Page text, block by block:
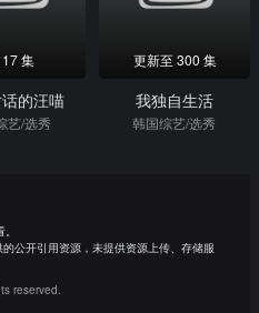
集
的汪喵
艺/选秀
更新至 300 集
我独自生活
韩国综艺/选秀
公开引用资源，未提供资源上传、存储服
reserved.